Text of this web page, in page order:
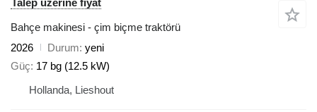
Bahçe makinesi - çim biçme traktörü
2026
Durum yeni
Güç 17 bg (12.5 kW)
Hollanda, Lieshout